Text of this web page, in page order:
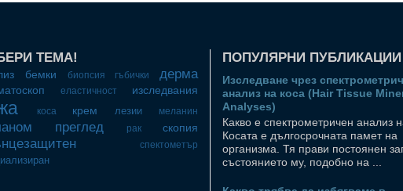
ТЕМА!
бемки биопсия гъбички дерма
еластичност изследвания
коса крем лезии меланин
преглед рак скопия
спектометър
ПОПУЛЯРНИ ПУБЛИКАЦИИ
Изследване чрез
анализ на коса (Hair Tissue
Analyses)
Какво е спектрометричен анализ
Косата е дългосрочната памет на
организма. Тя прави постоянен
състоянието му, подобно на ...